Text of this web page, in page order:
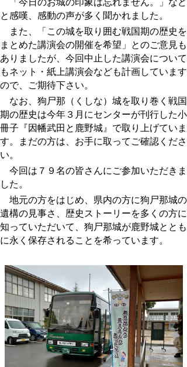
「今日のお城の印象は忘れません。」など
と感嘆、感動の声が多く聞かれました。
また、「この城を取り囲む戦国期の歴史を
まとめた講演会の開催を希望」とのご意見も
ありましたが、今回中止した講演会について
もネット・紙上講演会なども計画しています
ので、ご期待下さい。
なお、狗尸那（くしな）城を取り巻く戦国
期の歴史は今年３月にセンターが刊行した小
冊子『因幡武田と鹿野城』で取り上げていま
す。まだの方は、お手に取ってご確認くださ
い。
今回は７９名の皆さんにご参加いただきま
した。
地元の方をはじめ、県内の方に狗尸那城の
遺構の見事さ、歴史ストーリーを多くの方に
知っていただいて、狗尸那城が鹿野城ととも
に永く保存されることを希っています。